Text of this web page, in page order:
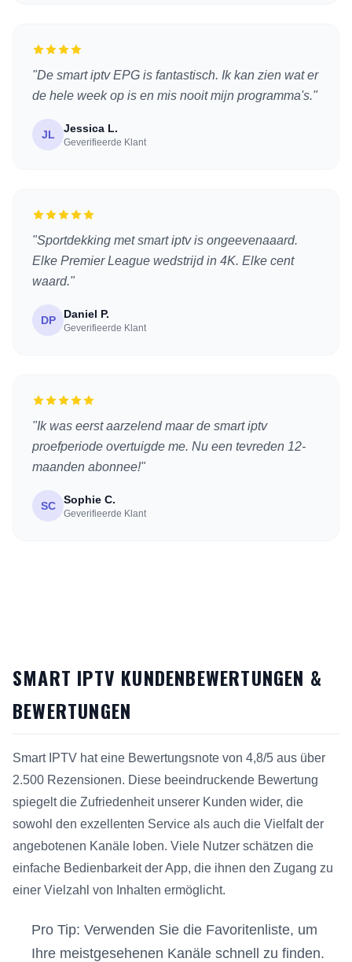
"De smart iptv EPG is fantastisch. Ik kan zien wat er
de hele week op is en mis nooit mijn programma's."
JL Jessica L.
Geverifieerde Klant
"Sportdekking met smart iptv is ongeevenaaard.
Elke Premier League wedstrijd in 4K. Elke cent
waard."
DP Daniel P.
Geverifieerde Klant
"Ik was eerst aarzelend maar de smart iptv
proefperiode overtuigde me. Nu een tevreden 12-
maanden abonnee!"
SC Sophie C.
Geverifieerde Klant
SMART IPTV KUNDENBEWERTUNGEN &
BEWERTUNGEN
Smart IPTV hat eine Bewertungsnote von 4,8/5 aus über
2.500 Rezensionen. Diese beeindruckende Bewertung
spiegelt die Zufriedenheit unserer Kunden wider, die
sowohl den exzellenten Service als auch die Vielfalt der
angebotenen Kanäle loben. Viele Nutzer schätzen die
einfache Bedienbarkeit der App, die ihnen den Zugang zu
einer Vielzahl von Inhalten ermöglicht.
Pro Tip: Verwenden Sie die Favoritenliste, um
Ihre meistgesehenen Kanäle schnell zu finden.